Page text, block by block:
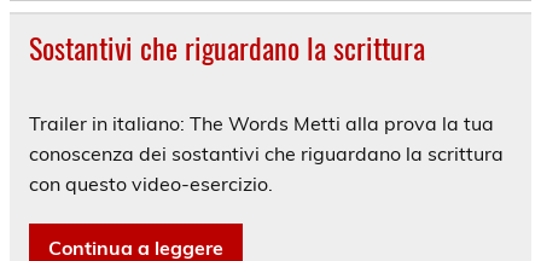
Sostantivi che riguardano la scrittura
Trailer in italiano: The Words Metti alla prova la tua
conoscenza dei sostantivi che riguardano la scrittura
con questo video-esercizio.
Continua a leggere